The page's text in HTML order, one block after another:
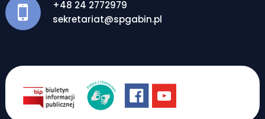
+48 24 2772979
sekretariat@spgabin.pl